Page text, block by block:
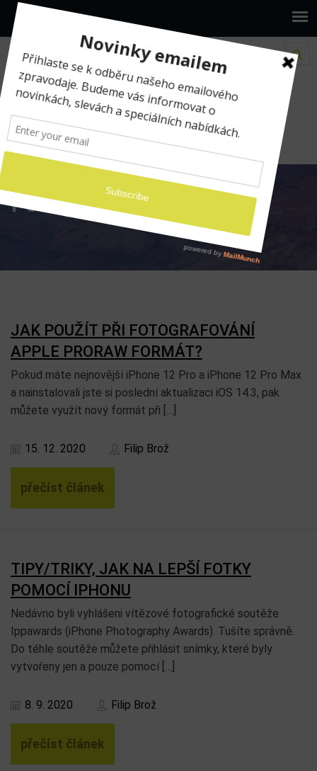
Fotografování
Fotografování
JAK POUŽÍT PŘI FOTOGRAFOVÁNÍ
APPLE PRORAW FORMÁT?
Pokud máte nejnovější iPhone 12 Pro a iPhone 12 Pro Max
a nainstalovali jste si poslední aktualizaci iOS 14.3, pak
můžete využít nový formát při […]
15. 12. 2020 Filip Brož
přečíst článek
TIPY/TRIKY, JAK NA LEPŠÍ FOTKY
POMOCÍ IPHONU
Nedávno byli vyhlášeni vítězové fotografické soutěže
Ippawards (iPhone Photography Awards). Tušíte správně.
Do téhle soutěže můžete přihlásit snímky, které byly
vytvořeny jen a pouze pomocí […]
8. 9. 2020 Filip Brož
přečíst článek